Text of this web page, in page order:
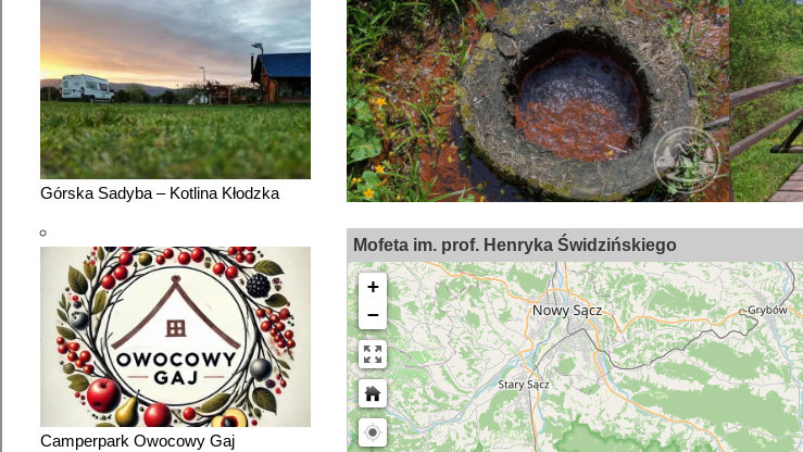
Mofeta im. prof. Henryka Świdzińskiego
+
−
46
19
142
193
Górska Sadyba – Kotlina Kłodzka
Camperpark Owocowy Gaj